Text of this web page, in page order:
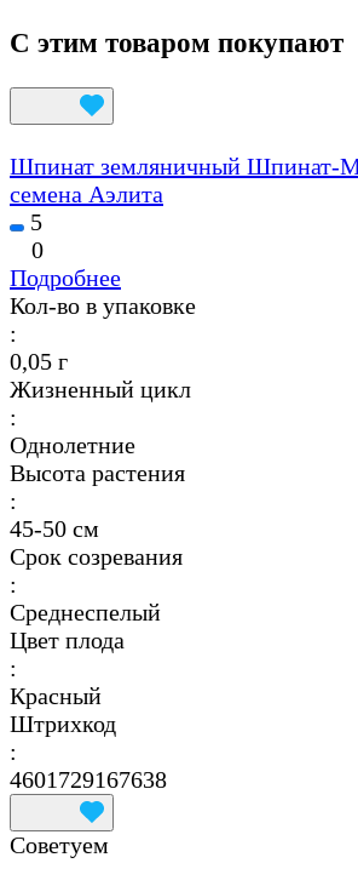
С этим товаром покупают
Шпинат земляничный Шпинат-
семена Аэлита
5
0
Подробнее
Кол-во в упаковке
:
0,05 г
Жизненный цикл
:
Однолетние
Высота растения
:
45-50 см
Срок созревания
:
Среднеспелый
Цвет плода
:
Красный
Штрихкод
:
4601729167638
Советуем